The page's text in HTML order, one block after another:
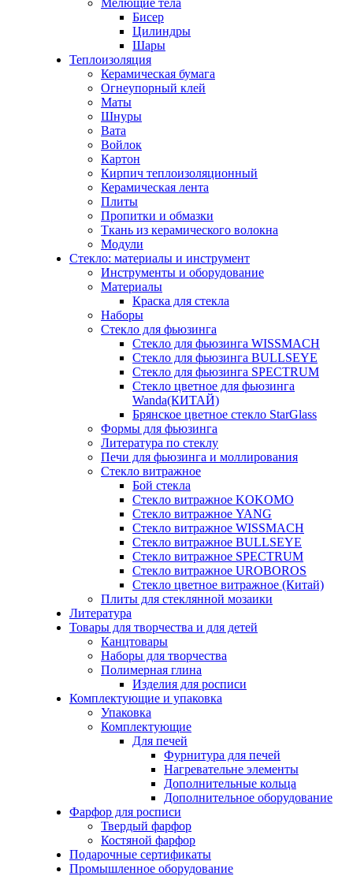
Мелющие тела
Бисер
Цилиндры
Шары
Теплоизоляция
Керамическая бумага
Огнеупорный клей
Маты
Шнуры
Вата
Войлок
Картон
Кирпич теплоизоляционный
Керамическая лента
Плиты
Пропитки и обмазки
Ткань из керамического волокна
Модули
Стекло: материалы и инструмент
Инструменты и оборудование
Материалы
Краска для стекла
Наборы
Стекло для фьюзинга
Стекло для фьюзинга WISSMACH
Стекло для фьюзинга BULLSEYE
Стекло для фьюзинга SPECTRUM
Стекло цветное для фьюзинга
Wanda(КИТАЙ)
Брянское цветное стекло StarGlass
Формы для фьюзинга
Литература по стеклу
Печи для фьюзинга и моллирования
Стекло витражное
Бой стекла
Стекло витражное KOKOMO
Стекло витражное YANG
Стекло витражное WISSMACH
Стекло витражное BULLSEYE
Стекло витражное SPECTRUM
Стекло витражное UROBOROS
Стекло цветное витражное (Китай)
Плиты для стеклянной мозаики
Литература
Товары для творчества и для детей
Канцтовары
Наборы для творчества
Полимерная глина
Изделия для росписи
Комплектующие и упаковка
Упаковка
Комплектующие
Для печей
Фурнитура для печей
Нагревательне элементы
Дополнительные кольца
Дополнительное оборудование
Фарфор для росписи
Твердый фарфор
Костяной фарфор
Подарочные сертификаты
Промышленное оборудование